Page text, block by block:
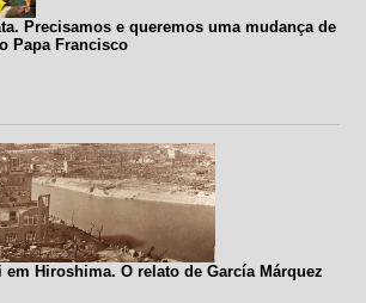
Precisamos e queremos uma mudança de
Papa Francisco
Hiroshima. O relato de García Márquez